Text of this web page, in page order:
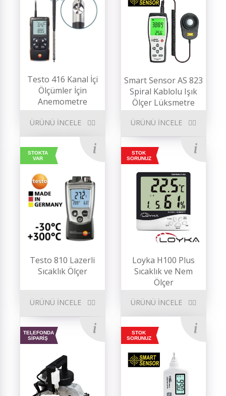
STOK
SORUNUZ
Loyka H100 Plus
Sıcaklık ve Nem
Ölçer
ÜRÜNÜ İNCELE
TELEFONDA
SİPARİŞ
STOK
SORUNUZ
Testo 416 Kanal İçi
Ölçümler İçin
Anemometre
ÜRÜNÜ İNCELE
Smart Sensor AS 823
Spiral Kablolu Işık
Ölçer Lüksmetre
ÜRÜNÜ İNCELE
STOKTA
VAR
Testo 810 Lazerli
Sıcaklık Ölçer
ÜRÜNÜ İNCELE